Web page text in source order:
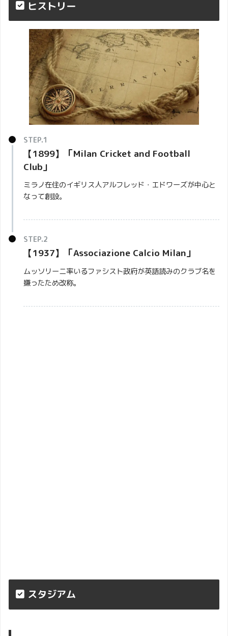
ヒストリー
【1899】「Milan Cricket and Football
Club」
ミラノ在住のイギリス人アルフレッド・エドワーズが中心と
なって創設。
【1937】「Associazione Calcio Milan」
ムッソリーニ率いるファシスト政府が英語読みのクラブ名を
嫌ったため改称。
スタジアム